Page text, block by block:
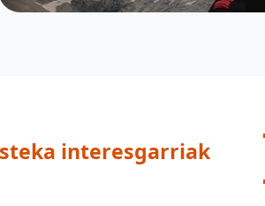
interesgarriak